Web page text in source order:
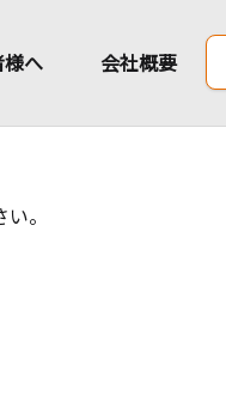
。
へ 会社概要